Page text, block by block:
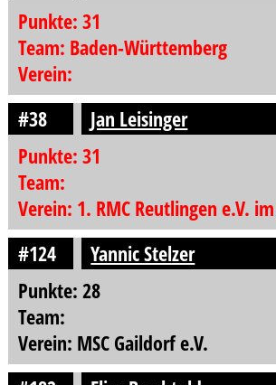
Punkte: 31
Team: Baden-Württemberg
Verein:
#38
Jan Leisinger
Punkte: 31
Team:
Verein: 1. RMC Reutlingen e.V. im
#124
Yannic Stelzer
Punkte: 28
Team:
Verein: MSC Gaildorf e.V.